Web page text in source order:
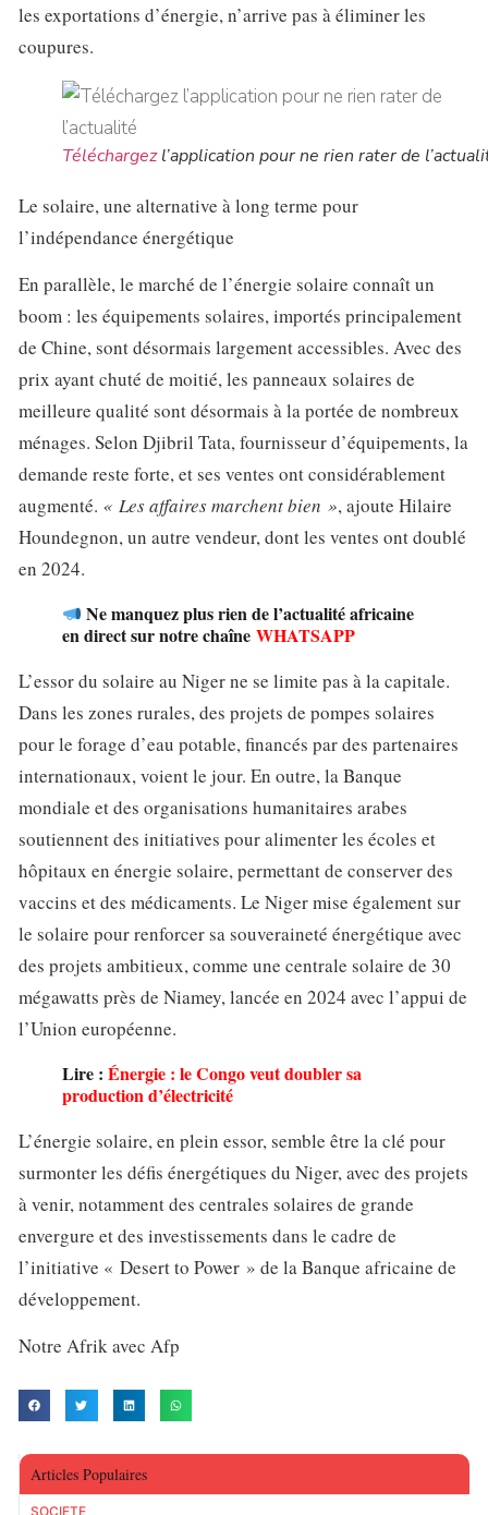
les exportations d’énergie, n’arrive pas à éliminer les
coupures.
Téléchargezl’application pour ne rien rater de
Le solaire, une alternative à long terme pour
l’indépendance énergétique
En parallèle, le marché de l’énergie solaire connaît un
boom : les équipements solaires, importés principalement
de Chine, sont désormais largement accessibles. Avec des
prix ayant chuté de moitié, les panneaux solaires de
meilleure qualité sont désormais à la portée de nombreux
ménages. Selon Djibril Tata, fournisseur d’équipements, la
demande reste forte, et ses ventes ont considérablement
augmenté. « Les affaires marchent bien », ajoute Hilaire
Houndegnon, un autre vendeur, dont les ventes ont doublé
en 2024.
Ne manquez plus rien de l’actualité africaine
en direct sur notre chaîne WHATSAPP
L’essor du solaire au Niger ne se limite pas à la capitale.
Dans les zones rurales, des projets de pompes solaires
pour le forage d’eau potable, financés par des partenaires
internationaux, voient le jour. En outre, la Banque
mondiale et des organisations humanitaires arabes
soutiennent des initiatives pour alimenter les écoles et
hôpitaux en énergie solaire, permettant de conserver des
vaccins et des médicaments. Le Niger mise également sur
le solaire pour renforcer sa souveraineté énergétique avec
des projets ambitieux, comme une centrale solaire de 30
mégawatts près de Niamey, lancée en 2024 avec l’appui de
l’Union européenne.
Lire : Énergie : le Congo veut doubler sa
production d’électricité
L’énergie solaire, en plein essor, semble être la clé pour
surmonter les défis énergétiques du Niger, avec des projets
à venir, notamment des centrales solaires de grande
envergure et des investissements dans le cadre de
l’initiative « Desert to Power » de la Banque africaine de
développement.
Notre Afrik avec Afp
Articles Populaires
SOCIETE